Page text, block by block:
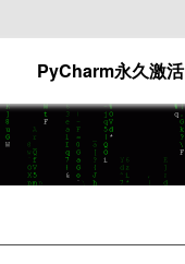
PyCharm永久激活